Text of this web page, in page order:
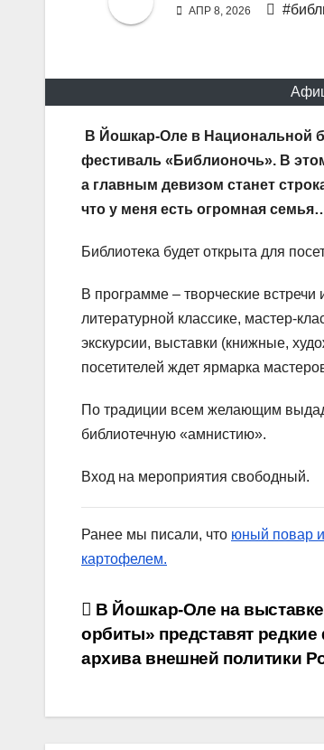
АПР 8, 2026
В Йошкар-Оле в Национальной
фестиваль «Библионочь». В
а главным девизом станет
что у меня есть огромная
Библиотека будет открыта для
В программе – творческие встречи
литературной классике,
экскурсии, выставки (книжные,
посетителей ждет ярмарка
По традиции всем желающим
библиотечную «амнистию».
Вход на мероприятия свободный.
Ранее мы писали, что юный повар
картофелем.
Навигация
по
В Йошкар-Оле на выставке
орбиты» представят
архива внешней политики